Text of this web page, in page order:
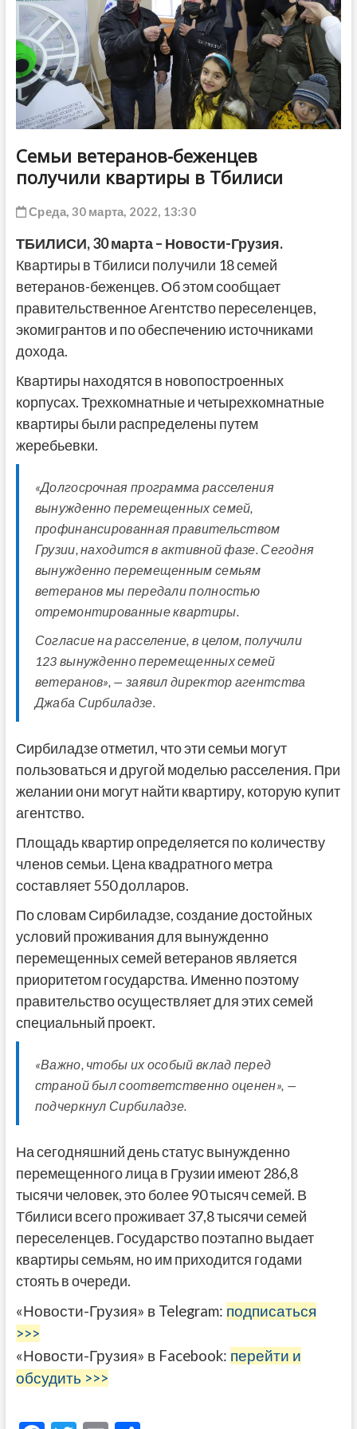
Семьи ветеранов-беженцев
получили квартиры в Тбилиси
Среда, 30 марта, 2022, 13:30
ТБИЛИСИ, 30 марта – Новости-Грузия.
Квартиры в Тбилиси получили 18 семей
ветеранов-беженцев. Об этом сообщает
правительственное Агентство переселенцев,
экомигрантов и по обеспечению источниками
дохода.
Квартиры находятся в новопостроенных
корпусах. Трехкомнатные и четырехкомнатные
квартиры были распределены путем
жеребьевки.
«Долгосрочная программа расселения
вынужденно перемещенных семей,
профинансированная правительством
Грузии, находится в активной фазе. Сегодня
вынужденно перемещенным семьям
ветеранов мы передали полностью
отремонтированные квартиры.
Согласие на расселение, в целом, получили
123 вынужденно перемещенных семей
ветеранов», — заявил директор агентства
Джаба Сирбиладзе.
Сирбиладзе отметил, что эти семьи могут
пользоваться и другой моделью расселения. При
желании они могут найти квартиру, которую купит
агентство.
Площадь квартир определяется по количеству
членов семьи. Цена квадратного метра
составляет 550 долларов.
По словам Сирбиладзе, создание достойных
условий проживания для вынужденно
перемещенных семей ветеранов является
приоритетом государства. Именно поэтому
правительство осуществляет для этих семей
специальный проект.
«Важно, чтобы их особый вклад перед
страной был соответственно оценен», —
подчеркнул Сирбиладзе.
На сегодняшний день статус вынужденно
перемещенного лица в Грузии имеют 286,8
тысячи человек, это более 90 тысяч семей. В
Тбилиси всего проживает 37,8 тысячи семей
переселенцев. Государство поэтапно выдает
квартиры семьям, но им приходится годами
стоять в очереди.
«Новости-Грузия» в Telegram: подписаться
>>>
«Новости-Грузия» в Facebook: перейти и
обсудить >>>